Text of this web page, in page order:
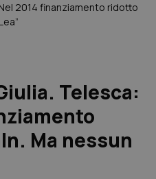
2014 finanziamento ridotto
Telesca:
Ma nessun